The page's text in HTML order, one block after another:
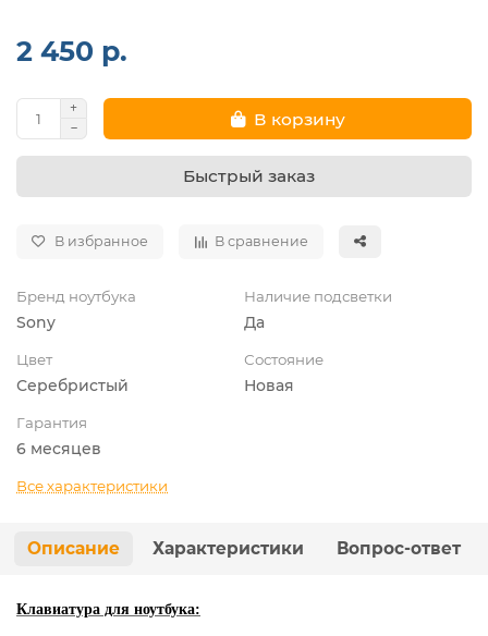
2 450 р.
В корзину
Быстрый заказ
В избранное В сравнение
Бренд ноутбука
Sony
Наличие подсветки
Да
Цвет
Серебристый
Состояние
Новая
Гарантия
6 месяцев
Все характеристики
Описание Характеристики Вопрос-ответ
Клавиатура для ноутбука: